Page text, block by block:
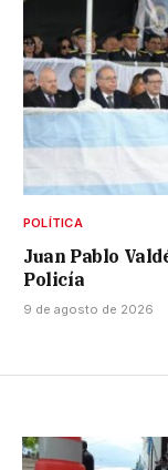
POLÍTICA
Juan Pablo
Policía
9 de agosto de 2026